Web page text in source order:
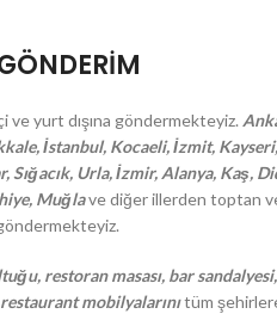
ve yurt dışına göndermekteyiz.
İstanbul, Kocaeli, İzmit,
Sığacık, Urla, İzmir, Alanya, Kaş,
Muğlave diğer illerden toptan
restoran masası, bar
mobilyalarınıtüm